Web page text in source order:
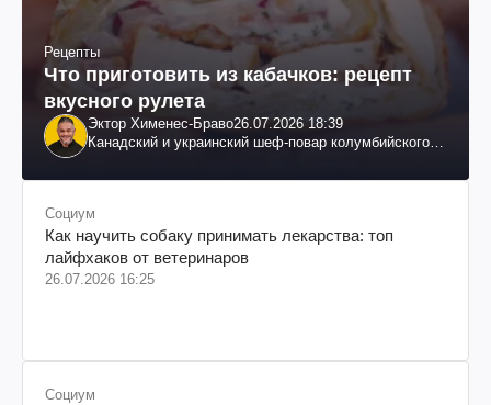
Рецепты
Что приготовить из кабачков: рецепт
вкусного рулета
Эктор Хименес-Браво26.07.2026 18:39
Канадский и украинский шеф-повар колумбийского
Социум
Как научить собаку принимать лекарства: топ
лайфхаков от ветеринаров
26.07.2026 16:25
Социум